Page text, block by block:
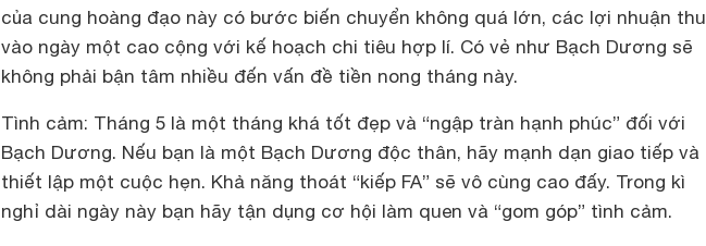
của cung hoàng đạo này có bước biến chuyển không quá lớn, các lợi nhuận thu
vào ngày một cao cộng với kế hoạch chi tiêu hợp lí. Có vẻ như Bạch Dương sẽ
không phải bận tâm nhiều đến vấn đề tiền nong tháng này.
Tình cảm: Tháng 5 là một tháng khá tốt đẹp và “ngập tràn hạnh phúc” đối với
Bạch Dương. Nếu bạn là một Bạch Dương độc thân, hãy mạnh dạn giao tiếp và
thiết lập một cuộc hẹn. Khả năng thoát “kiếp FA” sẽ vô cùng cao đấy. Trong kì
nghỉ dài ngày này bạn hãy tận dụng cơ hội làm quen và “gom góp” tình cảm.